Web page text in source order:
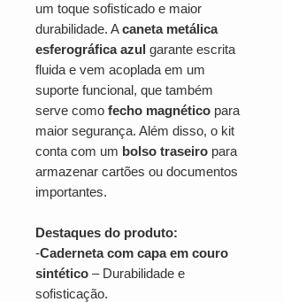
um toque sofisticado e maior
durabilidade. Acaneta metálica
esferográfica azul garante escrita
fluida e vem acoplada em um
suporte funcional, que também
serve como fecho magnético para
maior segurança. Além disso, o kit
conta com um bolso traseiro para
armazenar cartões ou documentos
importantes.
Destaques do produto:
-Caderneta com capa em couro
sintético – Durabilidade e
sofisticação.